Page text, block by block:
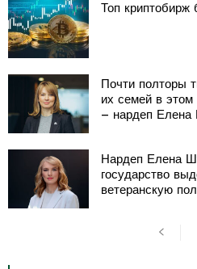
Топ
Почти полторы
их семей в этом
– нардеп Елена
Нардеп Елена
государство
ветеранскую